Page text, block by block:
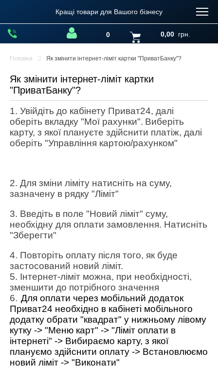
Кращі товари для Вашого бізнесу
0 0,00 грн.
Головна Як змінити інтернет-ліміт картки "ПриватБанку"?
Як змінити інтернет-ліміт картки
"ПриватБанку"?
1. Увійдіть до кабінету Приват24, далі
оберіть вкладку "Мої рахунки". Виберіть
карту, з якої плануєте здійснити платіж, далі
оберіть "Управління картою/рахунком"
2. Для зміни ліміту натисніть на суму,
зазначену в рядку "Ліміт"
3. Введіть в поле "Новий ліміт" суму,
необхідну для оплати замовлення. Натисніть
"Зберегти"
4. Повторіть оплату після того, як буде
застосований новий ліміт.
5. Інтернет-ліміт можна, при необхідності,
зменшити до потрібного значення
6. Для оплати через мобільний додаток
Приват24 необхідно в кабінеті мобільного
додатку обрати "квадрат" у нижньому лівому
кутку -> "Меню карт" -> "Ліміт оплати в
інтернеті" -> Вибираємо карту, з якої
плануємо здійснити оплату -> Встановлюємо
новий ліміт -> "Виконати"